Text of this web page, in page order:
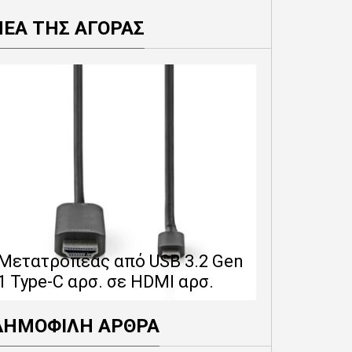
ΤΗΣ ΑΓΟΡΑΣ
από USB 3.2 Gen
Type-C αρσ. σε HDMI αρσ.
ΑΡΘΡΑ